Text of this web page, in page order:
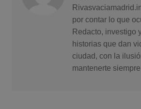
por contar lo que
Redacto, investigo
historias que dan
ciudad, con la
mantenerte